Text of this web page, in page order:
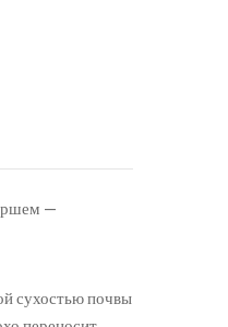
—
сухостью почвы